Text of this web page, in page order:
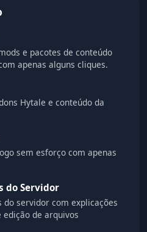
e pacotes de conteúdo
apenas alguns cliques.
Hytale e conteúdo da
sem esforço com apenas
do Servidor
servidor com explicações
edição de arquivos